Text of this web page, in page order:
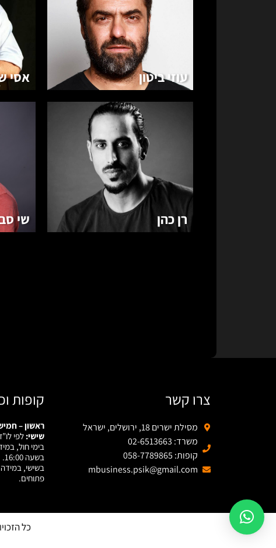
עוזי ביטון אסי
רן כהן שי
צרו קשר
מסילת ישרים 18, ירושלים, ישראל
משרד: 02-6513663
קופות: 058-7789865
mbusiness.psik@gmail.com
קופות
ראשון –
שישי: לפי
בימי חול,
בשעה 16:00.
בשישי, במידה
פתוחים.
כל